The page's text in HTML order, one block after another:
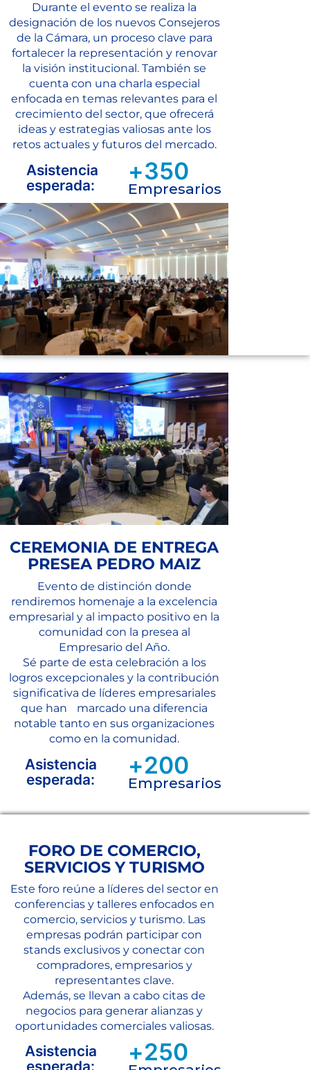
Durante el evento se realiza la
designación de los nuevos Consejeros
de la Cámara, un proceso clave para
fortalecer la representación y renovar
la visión institucional. También se
cuenta con una charla especial
enfocada en temas relevantes para el
crecimiento del sector, que ofrecerá
ideas y estrategias valiosas ante los
retos actuales y futuros del mercado.
Asistencia
esperada:
Empresarios
+350
CEREMONIA DE ENTREGA
PRESEA PEDRO MAIZ
Evento de distinción donde
rendiremos homenaje a la excelencia
empresarial y al impacto positivo en la
comunidad con la presea al
Empresario del Año.
Sé parte de esta celebración a los
logros excepcionales y la contribución
significativa de líderes empresariales
que han marcado una diferencia
notable tanto en sus organizaciones
como en la comunidad.
Asistencia
esperada:
Empresarios
+200
FORO DE COMERCIO,
SERVICIOS Y TURISMO
Este foro reúne a líderes del sector en
conferencias y talleres enfocados en
comercio, servicios y turismo. Las
empresas podrán participar con
stands exclusivos y conectar con
compradores, empresarios y
representantes clave.
Además, se llevan a cabo citas de
negocios para generar alianzas y
oportunidades comerciales valiosas.
Asistencia
esperada:
+250